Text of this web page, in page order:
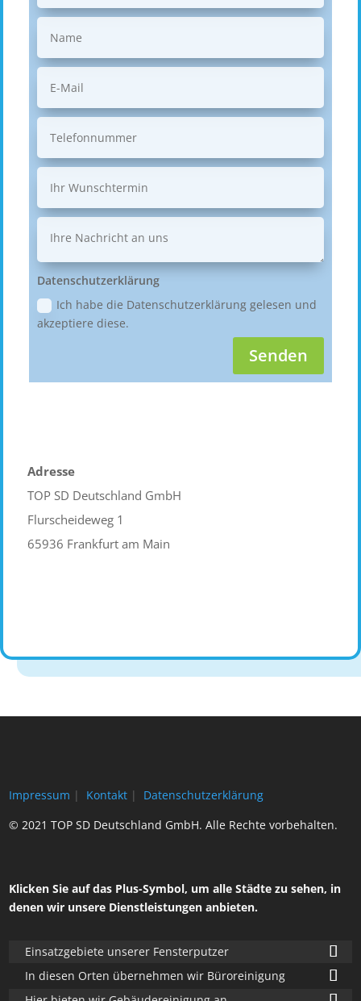
Datenschutzerklärung
Ich habe die Datenschutzerklärung gelesen und
akzeptiere diese.
Senden
Adresse
TOP SD Deutschland GmbH
Flurscheideweg 1
65936 Frankfurt am Main
Impressum | Kontakt |
Datenschutzerklärung
© 2021 TOP SD Deutschland GmbH. Alle Rechte vorbehalten.
Klicken Sie auf das Plus-Symbol, um alle Städte zu sehen, in
denen wir unsere Dienstleistungen anbieten.
Einsatzgebiete unserer Fensterputzer
In diesen Orten übernehmen wir Büroreinigung